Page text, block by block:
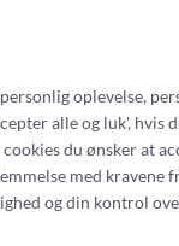
parkeringsplads.
Magasins
Annæ Plads ved
oplevelse,
alle og luk', hvis
du ønsker at
med kravene
og din kontrol